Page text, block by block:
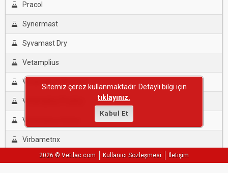
Pracol
Synermast
Syvamast Dry
Vetamplius
Vetamplius Mucosol
Vetamplius Poultry
Vetamplius Swine
Virbametrıx
2026 © Vetilac.com Kullanıcı Sözleşmesi İletişim
Sitemiz çerez kullanmaktadır. Detaylı bilgi için
tıklayınız.
Kabul Et